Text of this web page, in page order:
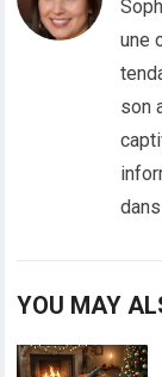
une
son
YOU MAY